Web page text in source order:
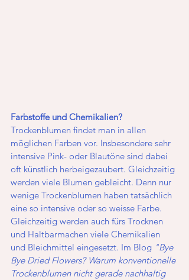
Farbstoffe und Chemikalien?
Trockenblumen findet man in allen
möglichen Farben vor. Insbesondere sehr
intensive Pink- oder Blautöne sind dabei
oft künstlich herbeigezaubert. Gleichzeitig
werden viele Blumen gebleicht. Denn nur
wenige Trockenblumen haben tatsächlich
eine so intensive oder so weisse Farbe.
Gleichzeitig werden auch fürs Trocknen
und Haltbarmachen viele Chemikalien
und Bleichmittel eingesetzt. Im Blog "Bye
Bye Dried Flowers? Warum konventionelle
Trockenblumen nicht gerade nachhaltig